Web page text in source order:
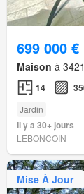
699 000 €
Maison à
14
Jardin
Il y a 30+ jours
LEBONCOIN
Mise À Jour